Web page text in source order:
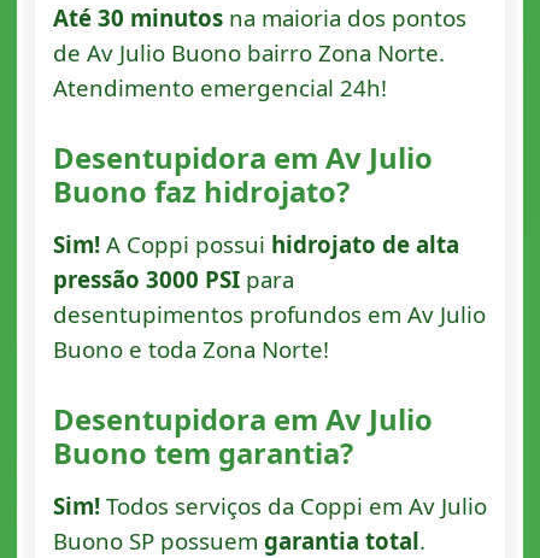
Até 30 minutosna maioria dos pontos
de Av Julio Buono bairro Zona Norte.
Atendimento emergencial 24h!
Desentupidora em Av Julio
Buono faz hidrojato?
Sim!A Coppi possui hidrojato de alta
pressão 3000 PSIpara
desentupimentos profundos em Av Julio
Buono e toda Zona Norte!
Desentupidora em Av Julio
Buono tem garantia?
Sim!Todos serviços da Coppi em Av Julio
Buono SP possuem garantia total.